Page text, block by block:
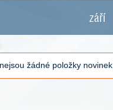
září
žádné položky novinek.